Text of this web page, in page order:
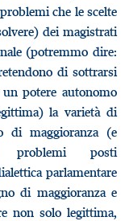
che le scelte
dei magistrati
(potremmo dire:
di sottrarsi
un potere autonomo
la varietà di
di maggioranza (e
posti
parlamentare
di maggioranza e
non solo legittima,